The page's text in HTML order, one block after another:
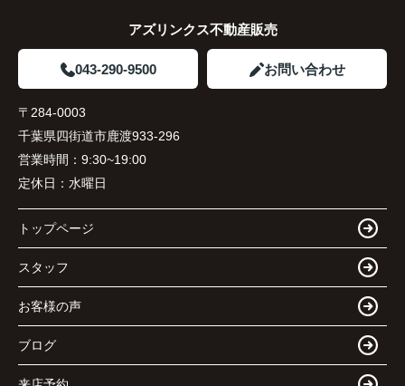
アズリンクス不動産販売
043-290-9500 お問い合わせ
〒284-0003
千葉県四街道市鹿渡933-296
営業時間： 9:30~19:00
定休日： 水曜日
トップページ
スタッフ
お客様の声
ブログ